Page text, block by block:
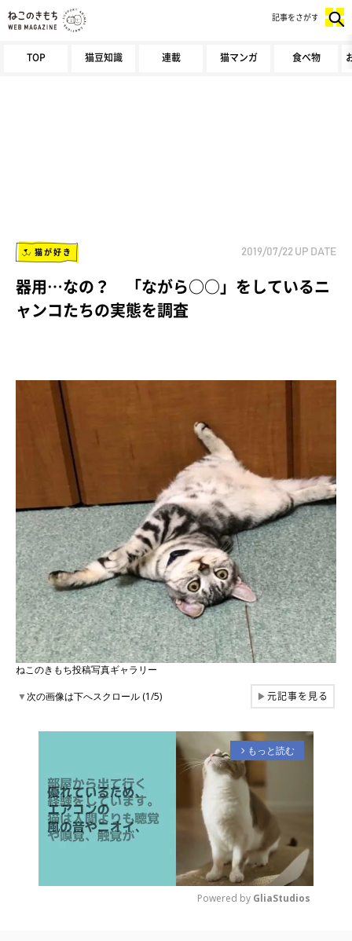
TOP 猫豆知識 連載 猫マンガ 食べ物
記事をさがす
猫が好き 2019/07/22 UP DATE
器用…なの？ 「ながら○○」をしているニ
ャンコたちの実態を調査
ねこのきもち投稿写真ギャラリー
▼次の画像は下へスクロール (1/5) ▶元記事を見る
arrow_forward_ios もっと読む
Powered by GliaStudios